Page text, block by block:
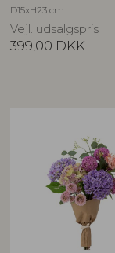
D15xH23 cm
Vejl. udsalgspris
399,00 DKK